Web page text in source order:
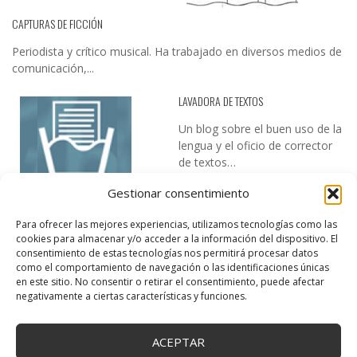
Gestionar consentimiento
Para ofrecer las mejores experiencias, utilizamos tecnologías como las
cookies para almacenar y/o acceder a la información del dispositivo. El
consentimiento de estas tecnologías nos permitirá procesar datos
como el comportamiento de navegación o las identificaciones únicas
en este sitio. No consentir o retirar el consentimiento, puede afectar
negativamente a ciertas características y funciones.
ACEPTAR
CAPTURAS DE FICCIÓN
Periodista y crítico musical. Ha trabajado en diversos medios de
comunicación,...
LAVADORA DE TEXTOS
Un blog sobre el buen uso de la
lengua y el oficio de corrector
de textos…
DESIREE MARTÍN